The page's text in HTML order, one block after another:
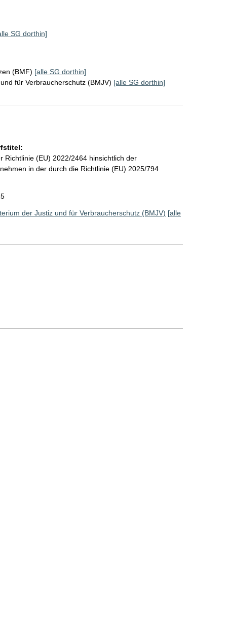
SG dorthin]
(BMF) [alle SG dorthin]
für Verbraucherschutz (BMJV) [alle SG dorthin]
Richtlinie (EU) 2022/2464 hinsichtlich der
in der durch die Richtlinie (EU) 2025/794
der Justiz und für Verbraucherschutz (BMJV) [alle